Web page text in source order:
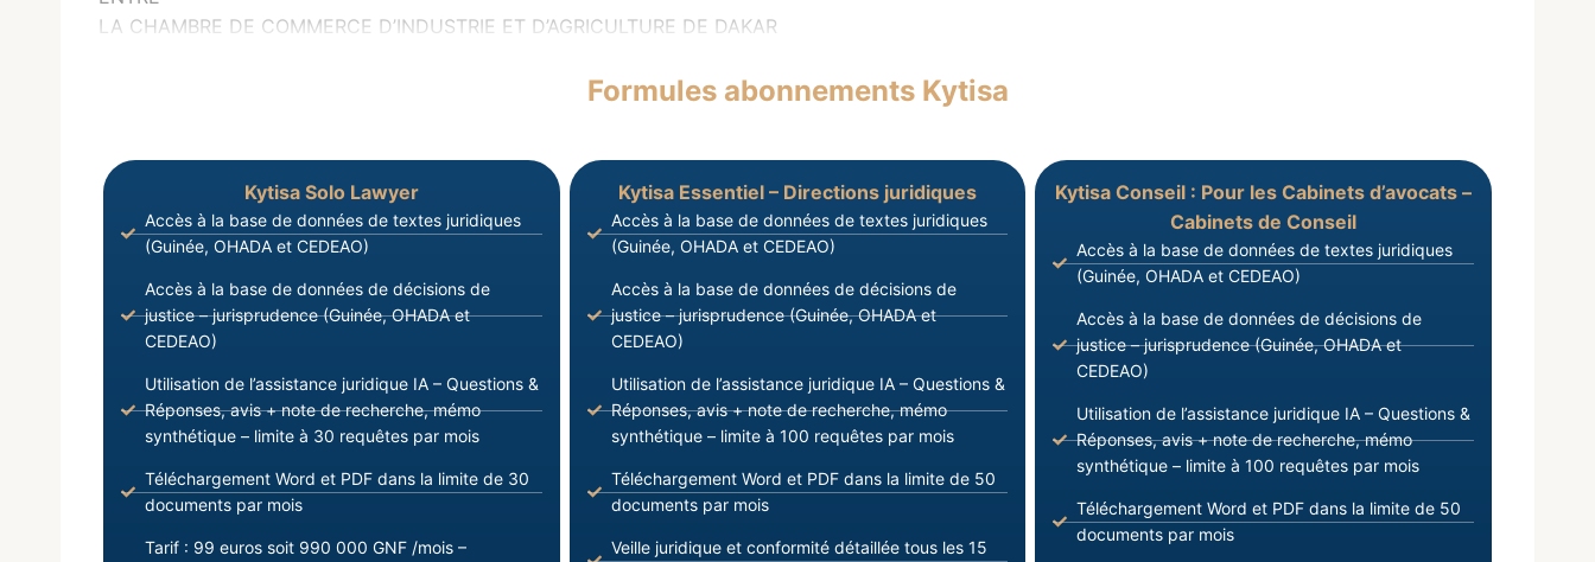
LA CHAMBRE DE COMMERCE D’INDUSTRIE ET D’AGRICULTURE DE DAKAR
Formules abonnements Kytisa
Kytisa Solo Lawyer
Accès à la base de données de textes juridiques
(Guinée, OHADA et CEDEAO)
Accès à la base de données de décisions de
justice – jurisprudence (Guinée, OHADA et
CEDEAO)
Utilisation de l’assistance juridique IA – Questions &
Réponses, avis + note de recherche, mémo
synthétique – limite à 30 requêtes par mois
Téléchargement Word et PDF dans la limite de 30
documents par mois
Tarif : 99 euros soit 990 000 GNF /mois –
Kytisa Essentiel – Directions juridiques
Accès à la base de données de textes juridiques
(Guinée, OHADA et CEDEAO)
Accès à la base de données de décisions de
justice – jurisprudence (Guinée, OHADA et
CEDEAO)
Utilisation de l’assistance juridique IA – Questions &
Réponses, avis + note de recherche, mémo
synthétique – limite à 100 requêtes par mois
Téléchargement Word et PDF dans la limite de 50
documents par mois
Veille juridique et conformité détaillée tous les 15
Kytisa Conseil : Pour les Cabinets d’avocats –
Cabinets de Conseil
Accès à la base de données de textes juridiques
(Guinée, OHADA et CEDEAO)
Accès à la base de données de décisions de
justice – jurisprudence (Guinée, OHADA et
CEDEAO)
Utilisation de l’assistance juridique IA – Questions &
Réponses, avis + note de recherche, mémo
synthétique – limite à 100 requêtes par mois
Téléchargement Word et PDF dans la limite de 50
documents par mois